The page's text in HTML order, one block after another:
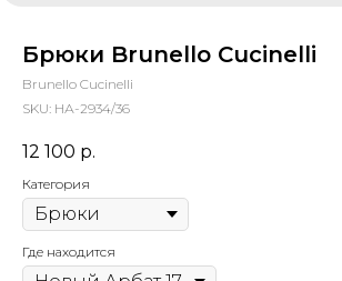
Брюки Brunello Cucinelli
Brunello Cucinelli
SKU: НА-2934/36
12 100 р.
Категория
Где находится